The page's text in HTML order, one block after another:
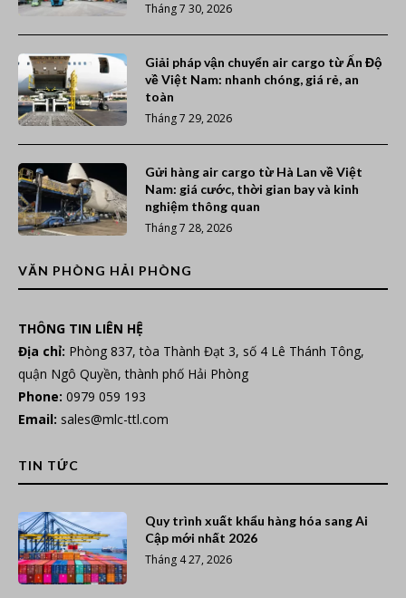
Tháng 7 30, 2026
Giải pháp vận chuyển air cargo từ Ấn Độ
về Việt Nam: nhanh chóng, giá rẻ, an
toàn
Tháng 7 29, 2026
Gửi hàng air cargo từ Hà Lan về Việt
Nam: giá cước, thời gian bay và kinh
nghiệm thông quan
Tháng 7 28, 2026
VĂN PHÒNG HẢI PHÒNG
THÔNG TIN LIÊN HỆ
Địa chỉ: Phòng 837, tòa Thành Đạt 3, số 4 Lê Thánh Tông,
quận Ngô Quyền, thành phố Hải Phòng
Phone: 0979 059 193
Email: sales@mlc-ttl.com
TIN TỨC
Quy trình xuất khẩu hàng hóa sang Ai
Cập mới nhất 2026
Tháng 4 27, 2026